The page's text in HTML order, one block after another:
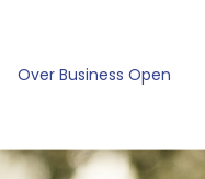
Over Business Open